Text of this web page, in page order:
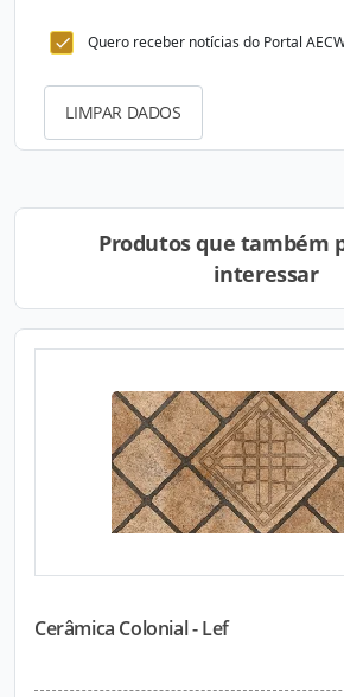
Quero receber notícias do Portal
LIMPAR DADOS
Produtos que também
interessar
Cerâmica Colonial - Lef